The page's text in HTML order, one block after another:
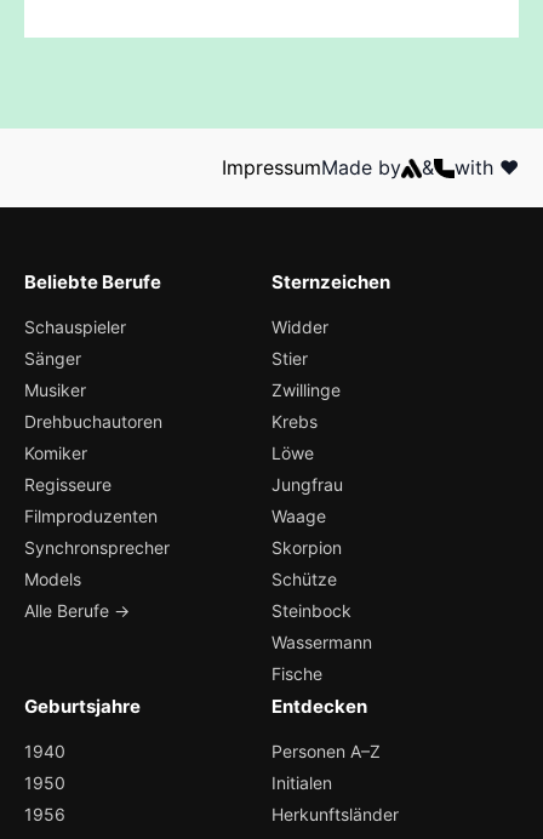
ImpressumMade by & with ❤️
Beliebte Berufe
Schauspieler
Sänger
Musiker
Drehbuchautoren
Komiker
Regisseure
Filmproduzenten
Synchronsprecher
Models
Alle Berufe →
Sternzeichen
Widder
Stier
Zwillinge
Krebs
Löwe
Jungfrau
Waage
Skorpion
Schütze
Steinbock
Wassermann
Fische
Geburtsjahre
1940
1950
1956
Entdecken
Personen A–Z
Initialen
Herkunftsländer